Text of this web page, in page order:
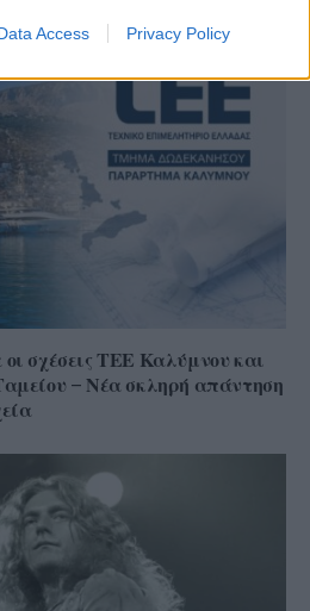
Access Privacy Policy
σχέσεις ΤΕΕ Καλύμνου και
– Νέα σκληρή απάντηση